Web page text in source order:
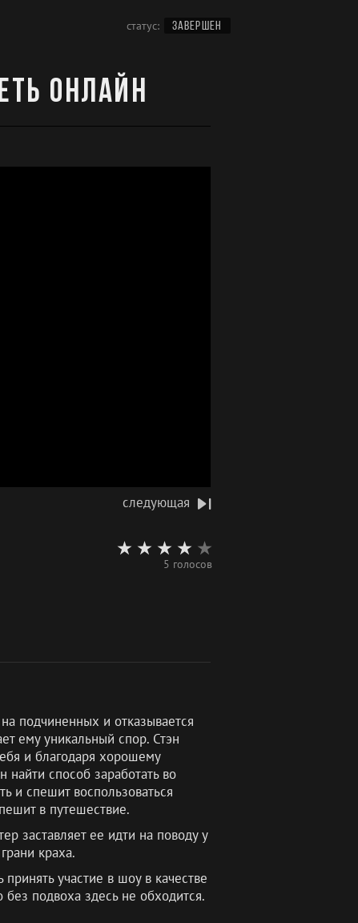
статус: ЗАВЕРШЕН
онлайн
следующая
5 голосов
подчиненных и отказывается
ему уникальный спор. Стэн
и благодаря хорошему
способ заработать во
и спешит воспользоваться
в путешествие.
заставляет ее идти на поводу у
краха.
участие в шоу в качестве
подвоха здесь не обходится.